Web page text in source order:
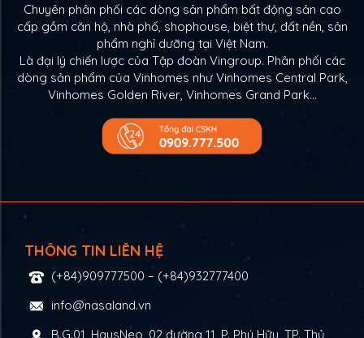
Chuyên phân phối các dòng sản phẩm bất động sản cao
cấp gồm căn hộ, nhà phố, shophouse, biệt thự, đất nền, sản
phẩm nghỉ dưỡng tại Việt Nam.
Là đại lý chiến lược của Tập đoàn Vingroup. Phân phối các
dòng sản phẩm của Vinhomes như Vinhomes Central Park,
Vinhomes Golden River, Vinhomes Grand Park…
THÔNG TIN LIÊN HỆ
(+84)909777500 – (+84)932777400
info@nasaland.vn
B.G.01, HausNeo, 02 đường 11, P. Phú Hữu, TP. Thủ